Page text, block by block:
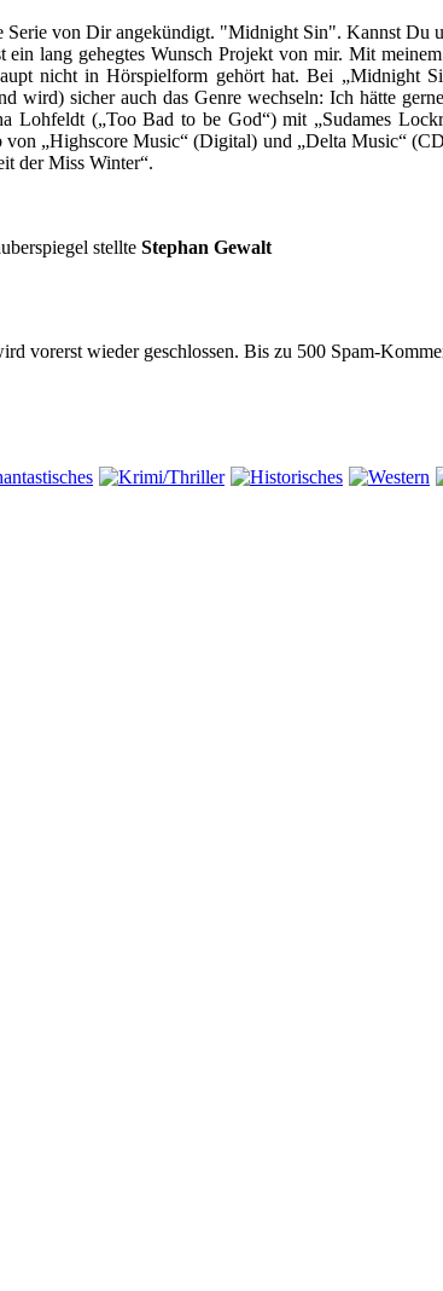
Serie von Dir angekündigt. "Midnight Sin". Kannst Du
ein lang gehegtes Wunsch Projekt von mir. Mit
nicht in Hörspielform gehört hat. Bei „Midnight
wird) sicher auch das Genre wechseln: Ich hätte
Lohfeldt („Too Bad to be God“) mit „Sudames
„Highscore Music“ (Digital) und „Delta Music“
der Miss Winter“.
stellte Stephan Gewalt
vorerst wieder geschlossen. Bis zu 500 Spam-